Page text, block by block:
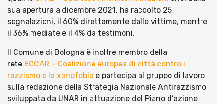
sua apertura a dicembre 2021, ha raccolto 25
segnalazioni, il 60% direttamente dalle vittime, mentre
il 36% mediate e il 4% da testimoni.
Il Comune di Bologna è inoltre membro della
rete ECCAR – Coalizione europea di città contro il
razzismo e la xenofobia e partecipa al gruppo di lavoro
sulla redazione della Strategia Nazionale Antirazzismo
sviluppata da UNAR in attuazione del Piano d’azione